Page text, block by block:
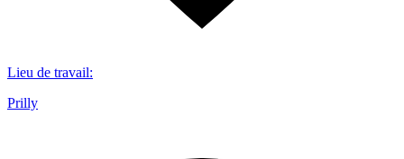
Lieu de travail:
Prilly